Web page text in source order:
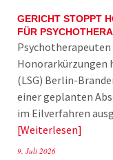
GERICHT STOPPT
FÜR
Honorarkürzungen
(LSG) Berlin-
einer geplanten
im Eilverfahren
Weiterlesen
9. Juli 2026